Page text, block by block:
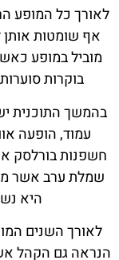
לאורך כל המופע
אף שומטות
מוביל במופע
בוקרות
בהמשך התוכנית
עמוד, הופעה
חשפנות בורלסק
שמלת ערב אשר
היא
לאורך השנים
הנראה גם הקהל